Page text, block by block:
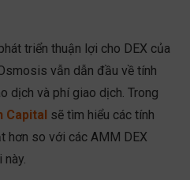
triển thuận lợi cho DEX của
vẫn dẫn đầu về tính
dịch và phí giao dịch. Trong
sẽ tìm hiểu các tính
hơn so với các AMM DEX
này.